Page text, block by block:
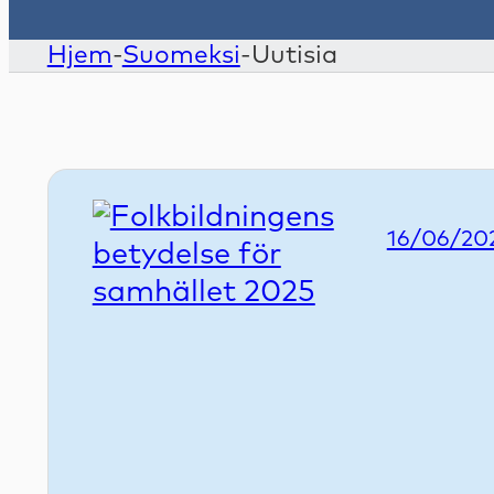
Hjem-Suomeksi-Uutisia
Publish
16/06/